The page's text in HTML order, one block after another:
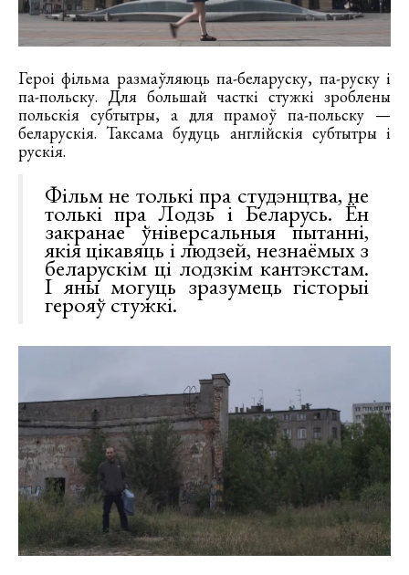
Героі фільма размаўляюць па-беларуску, па-руску і
па-польску. Для большай часткі стужкі зроблены
польскія субтытры, а для прамоў па-польску —
беларускія. Таксама будуць англійскія субтытры і
рускія.
Фільм не толькі пра студэнцтва, не
толькі пра Лодзь і Беларусь. Ён
закранае ўніверсальныя пытанні,
якія цікавяць і людзей, незнаёмых з
беларускім ці лодзкім кантэкстам.
І яны могуць зразумець гісторыі
герояў стужкі.